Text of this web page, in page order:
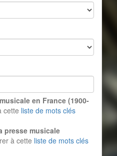
en France (1900-
cette liste de mots clés
presse musicale
à cette liste de mots clés